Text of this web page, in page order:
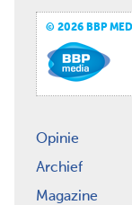
© 2026 BBP
Opinie
Archief
Magazine